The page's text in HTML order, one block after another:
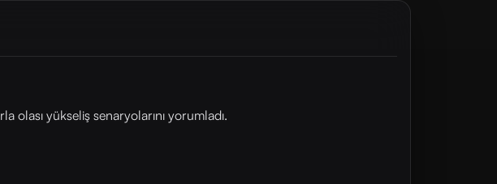
olası yükseliş senaryolarını yorumladı.